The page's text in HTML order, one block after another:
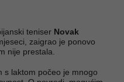
teniser Novak
zaigrao je ponovo
nije prestala.
s laktom počeo je mnogo